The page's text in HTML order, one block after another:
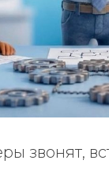
звонят,